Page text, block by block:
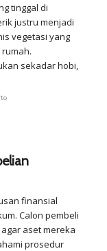
tinggal di
justru menjadi
vegetasi yang
sekadar hobi,
finansial
Calon pembeli
aset mereka
prosedur